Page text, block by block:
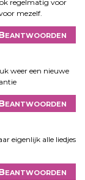
regelmatig voor
mezelf.
weer een nieuwe
eigenlijk alle liedjes